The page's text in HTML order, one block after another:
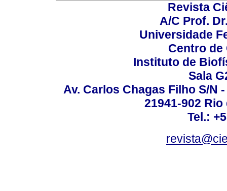
Revista
A/C Prof.
Universidade
Centro de
Instituto de
Sala
Av. Carlos Chagas Filho S/N
21941-902
Tel.: